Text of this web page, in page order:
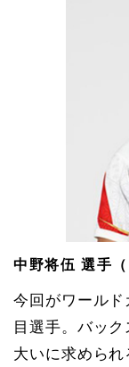
中野将伍 選手
今回がワール
目選手。バッ
大いに求めら